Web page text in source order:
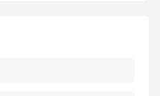
verilerimin belirtilen